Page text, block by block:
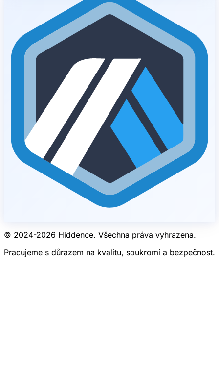
© 2024-2026 Hiddence. Všechna práva vyhrazena.
Pracujeme s důrazem na kvalitu, soukromí a bezpečnost.